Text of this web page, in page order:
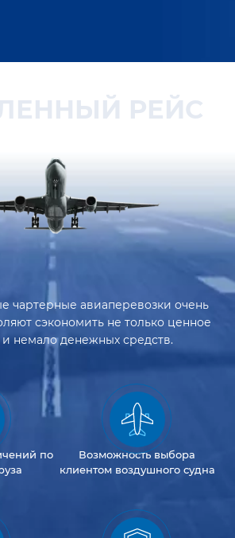
РЕЙС
чартерные авиаперевозки очень
сэкономить не только ценное
немало денежных средств.
по
Возможность выбора
клиентом воздушного судна